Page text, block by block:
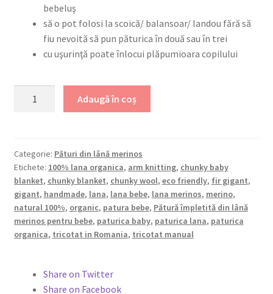
bebeluş
să o pot folosi la scoică/ balansoar/ landou fără să
fiu nevoită să pun păturica în două sau în trei
cu uşurinţă poate înlocui plăpumioara copilului
lână
merinos
cu
fir
gigant
baby,
Adaugă în coș
Categorie: Pături din lână merinos
Etichete: 100% lana organica, arm knitting, chunky baby
blanket, chunky blanket, chunky wool, eco friendly, fir gigant,
gigant, handmade, lana, lana bebe, lana merinos, merino,
natural 100%, organic, patura bebe, Pătură împletită din lână
merinos pentru bebe, paturica baby, paturica lana, paturica
organica, tricotat in Romania, tricotat manual
Share on Twitter
Share on Facebook